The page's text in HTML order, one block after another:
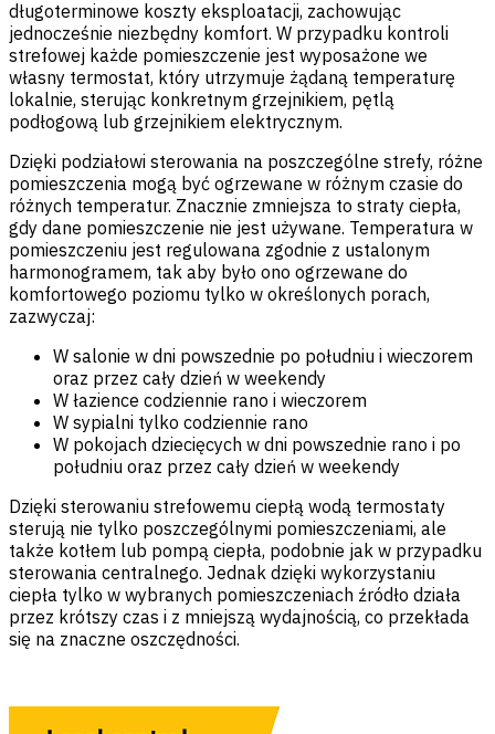
długoterminowe koszty eksploatacji, zachowując
jednocześnie niezbędny komfort. W przypadku kontroli
strefowej każde pomieszczenie jest wyposażone we
własny termostat, który utrzymuje żądaną temperaturę
lokalnie, sterując konkretnym grzejnikiem, pętlą
podłogową lub grzejnikiem elektrycznym.
Dzięki podziałowi sterowania na poszczególne strefy, różne
pomieszczenia mogą być ogrzewane w różnym czasie do
różnych temperatur. Znacznie zmniejsza to straty ciepła,
gdy dane pomieszczenie nie jest używane. Temperatura w
pomieszczeniu jest regulowana zgodnie z ustalonym
harmonogramem, tak aby było ono ogrzewane do
komfortowego poziomu tylko w określonych porach,
zazwyczaj:
W salonie w dni powszednie po południu i wieczorem
oraz przez cały dzień w weekendy
W łazience codziennie rano i wieczorem
W sypialni tylko codziennie rano
W pokojach dziecięcych w dni powszednie rano i po
południu oraz przez cały dzień w weekendy
Dzięki sterowaniu strefowemu ciepłą wodą termostaty
sterują nie tylko poszczególnymi pomieszczeniami, ale
także kotłem lub pompą ciepła, podobnie jak w przypadku
sterowania centralnego. Jednak dzięki wykorzystaniu
ciepła tylko w wybranych pomieszczeniach źródło działa
przez krótszy czas i z mniejszą wydajnością, co przekłada
się na znaczne oszczędności.